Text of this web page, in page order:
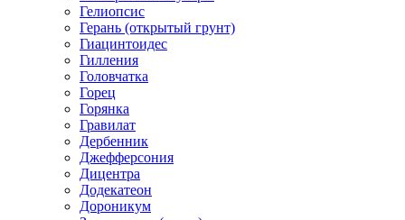
Гелиопсис
Герань (открытый грунт)
Гиацинтоидес
Гилления
Головчатка
Горец
Горянка
Гравилат
Дербенник
Джефферсония
Дицентра
Додекатеон
Дороникум